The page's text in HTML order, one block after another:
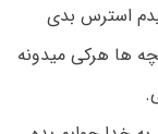
استرس بدی
ها هرکی میدونه